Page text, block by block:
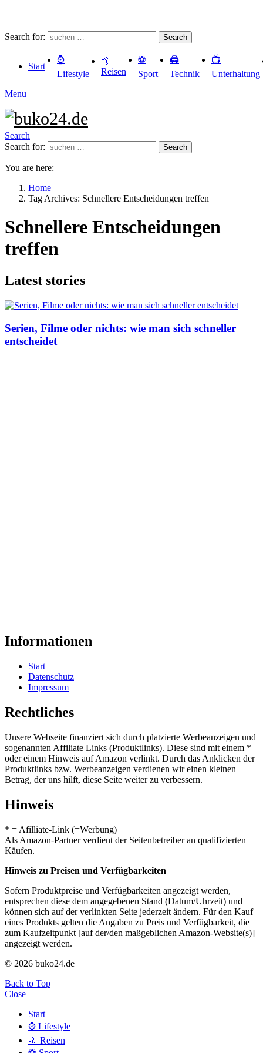
Search for: Search
Start
⌚️
Lifestyle
🤙
Reisen
⚽️
Sport
🖨️
Technik
📺
Unterhaltung
Menu
Search
Search for:
Search
You are here:
Home
Tag Archives: Schnellere Entscheidungen treffen
Schnellere Entscheidungen
treffen
Latest stories
Serien, Filme oder nichts: wie man sich schneller
entscheidet
Informationen
Start
Datenschutz
Impressum
Rechtliches
Unsere Webseite finanziert sich durch platzierte Werbeanzeigen und
sogenannten Affiliate Links (Produktlinks). Diese sind mit einem *
oder einem Hinweis auf Amazon verlinkt. Durch das Anklicken der
Produktlinks bzw. Werbeanzeigen verdienen wir einen kleinen
Betrag, der uns hilft, diese Seite weiter zu verbessern.
Hinweis
* = Afilliate-Link (=Werbung)
Als Amazon-Partner verdient der Seitenbetreiber an qualifizierten
Käufen.
Hinweis zu Preisen und Verfügbarkeiten
Sofern Produktpreise und Verfügbarkeiten angezeigt werden,
entsprechen diese dem angegebenen Stand (Datum/Uhrzeit) und
können sich auf der verlinkten Seite jederzeit ändern. Für den Kauf
eines Produkts gelten die Angaben zu Preis und Verfügbarkeit, die
zum Kaufzeitpunkt [auf der/den maßgeblichen Amazon-Website(s)]
angezeigt werden.
© 2026 buko24.de
Back to Top
Close
Start
⌚️ Lifestyle
🤙 Reisen